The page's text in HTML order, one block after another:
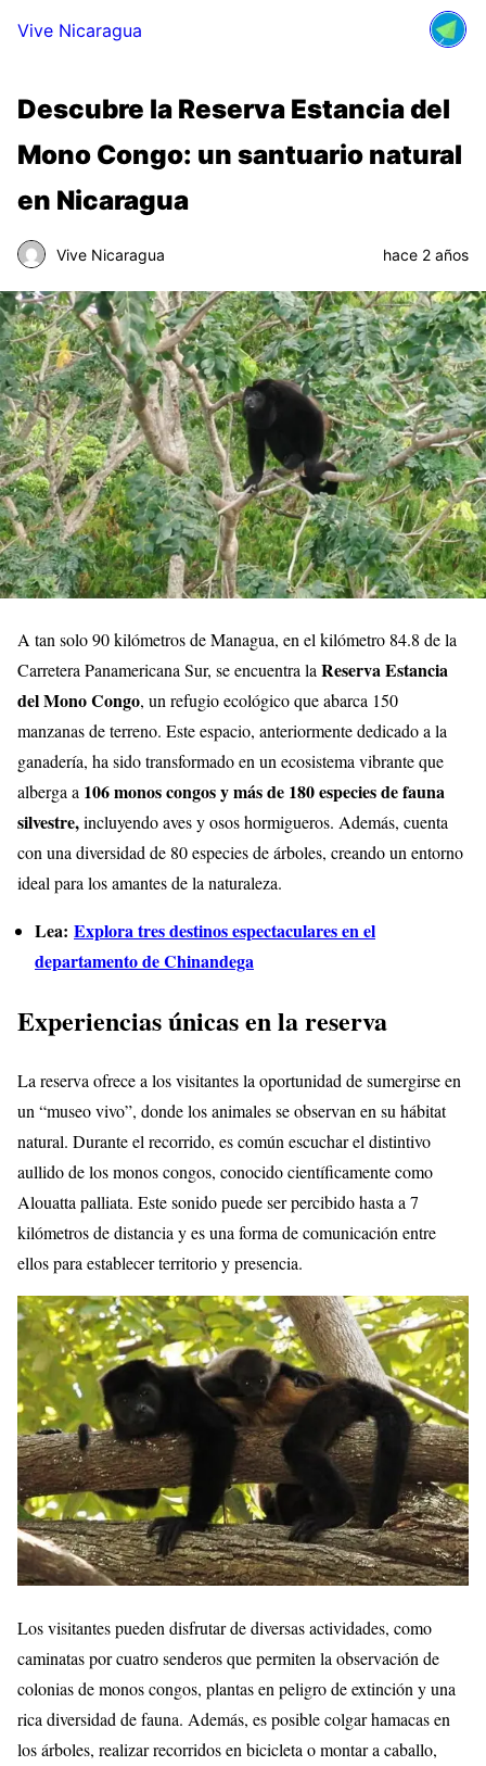
Vive Nicaragua
Descubre la Reserva Estancia del
Mono Congo: un santuario natural
en Nicaragua
Vive Nicaragua hace 2 años
A tan solo 90 kilómetros de Managua, en el kilómetro 84.8 de la
Carretera Panamericana Sur, se encuentra la Reserva Estancia
del Mono Congo, un refugio ecológico que abarca 150
manzanas de terreno. Este espacio, anteriormente dedicado a la
ganadería, ha sido transformado en un ecosistema vibrante que
alberga a 106 monos congos y más de 180 especies de fauna
silvestre,incluyendo aves y osos hormigueros. Además, cuenta
con una diversidad de 80 especies de árboles, creando un entorno
ideal para los amantes de la naturaleza.
Lea: Explora tres destinos espectaculares en el
departamento de Chinandega
Experiencias únicas en la reserva
La reserva ofrece a los visitantes la oportunidad de sumergirse en
un “museo vivo”, donde los animales se observan en su hábitat
natural. Durante el recorrido, es común escuchar el distintivo
aullido de los monos congos, conocido científicamente como
Alouatta palliata. Este sonido puede ser percibido hasta a 7
kilómetros de distancia y es una forma de comunicación entre
ellos para establecer territorio y presencia.
Los visitantes pueden disfrutar de diversas actividades, como
caminatas por cuatro senderos que permiten la observación de
colonias de monos congos, plantas en peligro de extinción y una
rica diversidad de fauna. Además, es posible colgar hamacas en
los árboles, realizar recorridos en bicicleta o montar a caballo,